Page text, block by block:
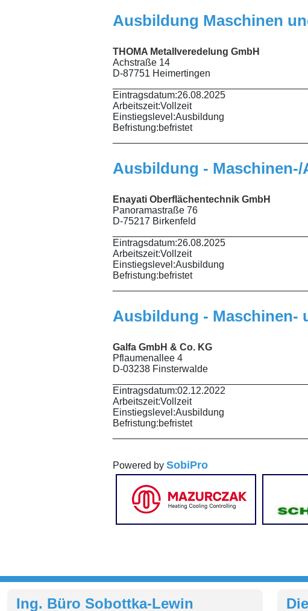
Ausbildung Maschinen
THOMA Metallveredelung GmbH
Achstraße 14
D-87751 Heimertingen
Eintragsdatum:26.08.2025
Arbeitszeit:Vollzeit
Einstiegslevel:Ausbildung
Befristung:befristet
Ausbildung -
Enayati Oberflächentechnik GmbH
Panoramastraße 76
D-75217 Birkenfeld
Eintragsdatum:26.08.2025
Arbeitszeit:Vollzeit
Einstiegslevel:Ausbildung
Befristung:befristet
Ausbildung - Maschinen-
Galfa GmbH & Co. KG
Pflaumenallee 4
D-03238 Finsterwalde
Eintragsdatum:02.12.2022
Arbeitszeit:Vollzeit
Einstiegslevel:Ausbildung
Befristung:befristet
Powered by SobiPro
Ing. Büro Sobottka-Lewin